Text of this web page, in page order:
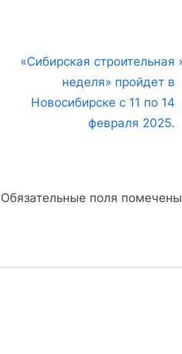
N
t
«Сибирская строительная
неделя» пройдет в
Новосибирске с 11 по 14
февраля 2025.
Обязательные поля помечены